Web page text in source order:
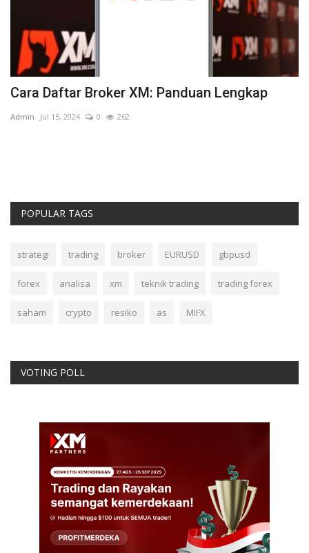
Cara Daftar Broker XM: Panduan Lengkap
Admin Jul 15, 2024 0 262
POPULAR TAGS
strategi trading broker EURUSD gbpusd
forex analisa xm teknik trading trading forex
saham crypto resiko as MIFX
VOTING POLL